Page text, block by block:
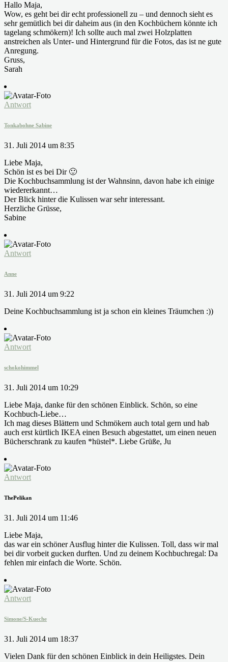
Hallo Maja,
Wow, es geht bei dir echt professionell zu – und dennoch sieht es
sehr gemütlich bei dir daheim aus (in den Kochbüchern könnte ich
tagelang schmökern)! Ich sollte auch mal zwei Holzplatten
anstreichen als Unter- und Hintergrund für die Fotos, das ist ne gute
Anregung.
Gruss,
Sarah
Antwort
Tonkabohne Sabine
31. Juli 2014 um 8:35
Liebe Maja,
Schön ist es bei Dir 🙂
Die Kochbuchsammlung ist der Wahnsinn, davon habe ich einige
wiedererkannt…
Der Blick hinter die Kulissen war sehr interessant.
Herzliche Grüsse,
Sabine
Antwort
Anne
31. Juli 2014 um 9:22
Deine Kochbuchsammlung ist ja schon ein kleines Träumchen :))
Antwort
schokohimmel
31. Juli 2014 um 10:29
Liebe Maja, danke für den schönen Einblick. Schön, so eine
Kochbuch-Liebe…
Ich mag dieses Blättern und Schmökern auch total gern und hab
auch erst kürtlich IKEA einen Besuch abgestattet, um einen neuen
Bücherschrank zu kaufen *hüstel*. Liebe Grüße, Ju
Antwort
ThePelikan
31. Juli 2014 um 11:46
Liebe Maja,
das war ein schöner Ausflug hinter die Kulissen. Toll, dass wir mal
bei dir vorbeit gucken durften. Und zu deinem Kochbuchregal: Da
fehlen mir einfach die Worte. Schön.
Antwort
Simone/S-Kueche
31. Juli 2014 um 18:37
Vielen Dank für den schönen Einblick in dein Heiligstes. Dein